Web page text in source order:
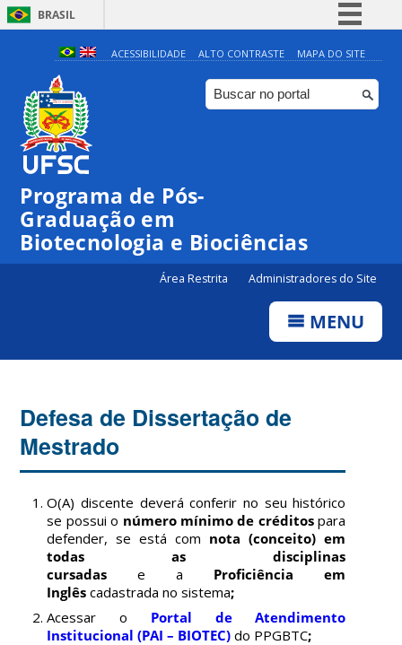
BRASIL
Simplifique!
Comunica BR
Participe
ACESSIBILIDADE ALTO CONTRASTE MAPA DO SITE
Programa de Pós-
Graduação em
Biotecnologia e Biociências
Área Restrita Administradores do Site
MENU
Defesa de Dissertação de
Mestrado
O(A) discente deverá conferir no seu histórico
se possui o número mínimo de créditospara
defender, se está com nota (conceito) em
todas as disciplinas
cursadase a Proficiência em
Inglêscadastrada no sistema;
Acessar o
Portal de Atendimento
Institucional (PAI – BIOTEC) do PPGBTC;